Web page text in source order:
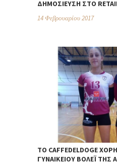
ΔΗΜΟΣΊΕΥΣΗ ΣΤΟ
14 Φεβρουαρίου 2017
TO CAFFEDELDOGE
ΓΥΝΑΙΚΕΊΟΥ ΒΌΛΕΪ ΤΗΣ